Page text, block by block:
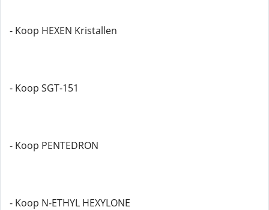
- Koop HEXEN Kristallen
- Koop SGT-151
- Koop PENTEDRON
- Koop N-ETHYL HEXYLONE